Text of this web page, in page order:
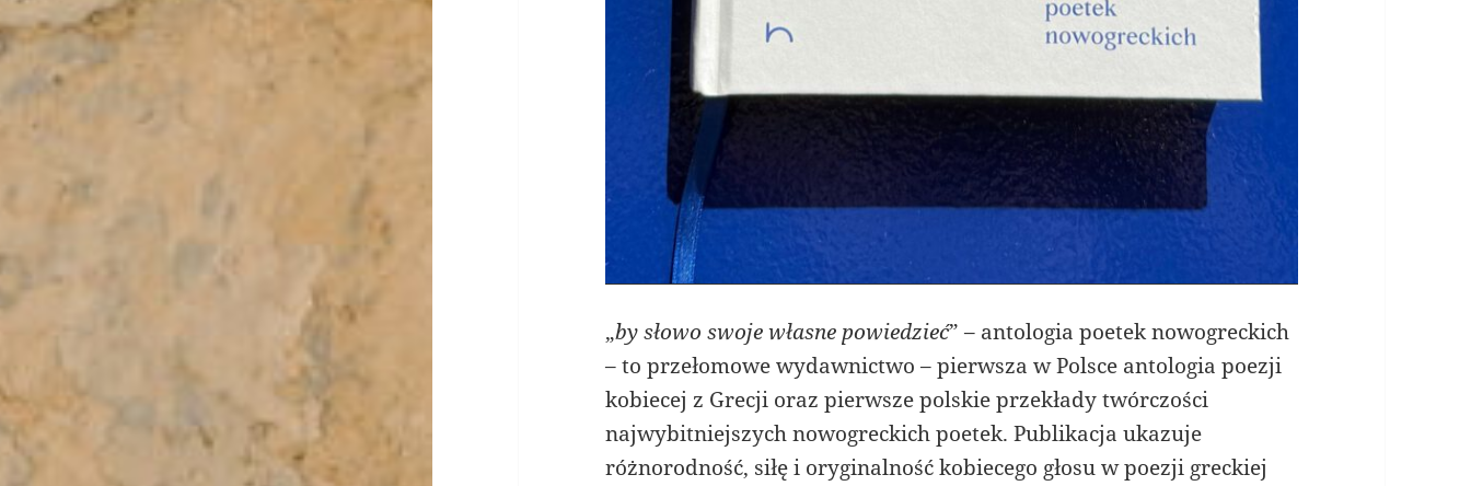
„by słowo swoje własne powiedzieć” – antologia poetek nowogreckich
– to przełomowe wydawnictwo – pierwsza w Polsce antologia poezji
kobiecej z Grecji oraz pierwsze polskie przekłady twórczości
najwybitniejszych nowogreckich poetek. Publikacja ukazuje
różnorodność, siłę i oryginalność kobiecego głosu w poezji greckiej